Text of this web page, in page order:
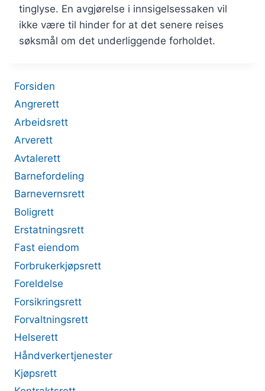
tinglyse. En avgjørelse i innsigelsessaken vil
ikke være til hinder for at det senere reises
søksmål om det underliggende forholdet.
Forsiden
Angrerett
Arbeidsrett
Arverett
Avtalerett
Barnefordeling
Barnevernsrett
Boligrett
Erstatningsrett
Fast eiendom
Forbrukerkjøpsrett
Foreldelse
Forsikringsrett
Forvaltningsrett
Helserett
Håndverkertjenester
Kjøpsrett